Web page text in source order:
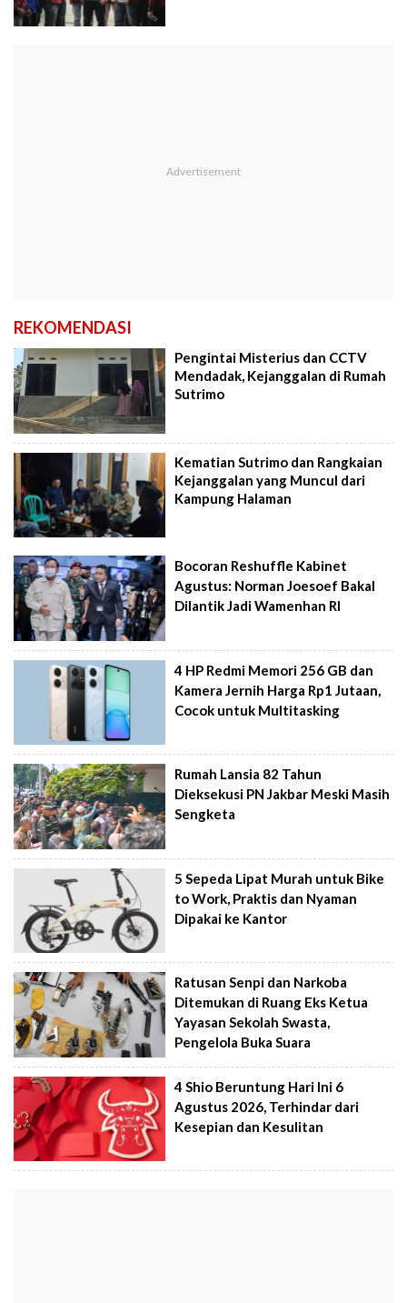
REKOMENDASI
Pengintai Misterius dan CCTV
Mendadak, Kejanggalan di Rumah
Sutrimo
Kematian Sutrimo dan Rangkaian
Kejanggalan yang Muncul dari
Kampung Halaman
Bocoran Reshuffle Kabinet
Agustus: Norman Joesoef Bakal
Dilantik Jadi Wamenhan RI
4 HP Redmi Memori 256 GB dan
Kamera Jernih Harga Rp1 Jutaan,
Cocok untuk Multitasking
Rumah Lansia 82 Tahun
Dieksekusi PN Jakbar Meski Masih
Sengketa
5 Sepeda Lipat Murah untuk Bike
to Work, Praktis dan Nyaman
Dipakai ke Kantor
Ratusan Senpi dan Narkoba
Ditemukan di Ruang Eks Ketua
Yayasan Sekolah Swasta,
Pengelola Buka Suara
4 Shio Beruntung Hari Ini 6
Agustus 2026, Terhindar dari
Kesepian dan Kesulitan